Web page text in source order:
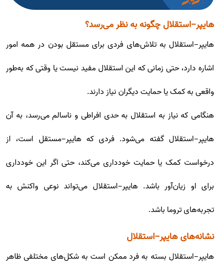
هایپر-استقلال چگونه به نظر می‌رسد؟
هایپر-استقلال به تلاش‌های فردی برای مستقل بودن در همه امور
اشاره دارد، حتی زمانی که این استقلال مفید نیست یا وقتی که به‌طور
واقعی به کمک یا حمایت دیگران نیاز دارند.
هنگامی که نیاز به استقلال به حدی افراطی و ناسالم می‌رسد، به آن
هایپر-استقلال گفته می‌شود. فردی که هایپر-مستقل است، از
درخواست کمک یا حمایت خودداری می‌کند، حتی اگر این خودداری
برای او زیان‌آور باشد. هایپر-استقلال می‌تواند نوعی واکنش به
تجربه‌های تروما باشد.
نشانه‌های هایپر-استقلال
هایپر-استقلال بسته به فرد ممکن است به شکل‌های مختلفی ظاهر